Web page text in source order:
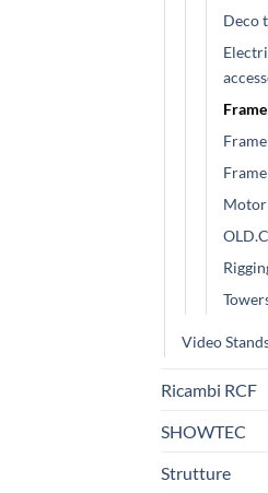
Deco
Video
Ricambi RCF
SHOWTEC
Strutture